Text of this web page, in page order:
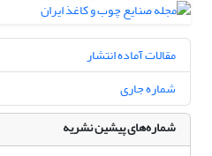
مقالات آماده انتشار
شماره جاری
شماره‌های پیشین نشریه